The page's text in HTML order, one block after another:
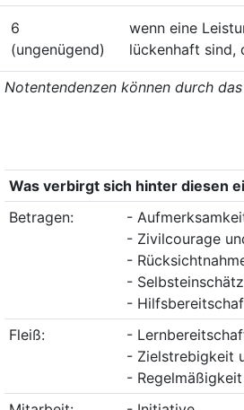
6
(ungenügend)
wenn eine
lückenhaft sind,
Notentendenzen können durch
Was verbirgt sich hinter diesen
Betragen:
-
- Zivilcourage
-
-
-
Fleiß:
-
- Zielstrebigkeit
- Regelmäßigkeit